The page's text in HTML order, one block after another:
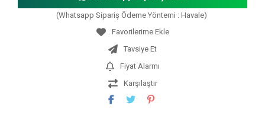
(Whatsapp Sipariş Ödeme Yöntemi : Havale)
Tavsiye Et
Fiyat Alarmı
Karşılaştır